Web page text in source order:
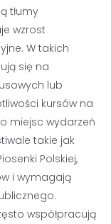
tłumy
wzrost
W takich
się na
lub
kursów na
miejsc wydarzeń
takie jak
Polskiej,
i wymagają
współpracują